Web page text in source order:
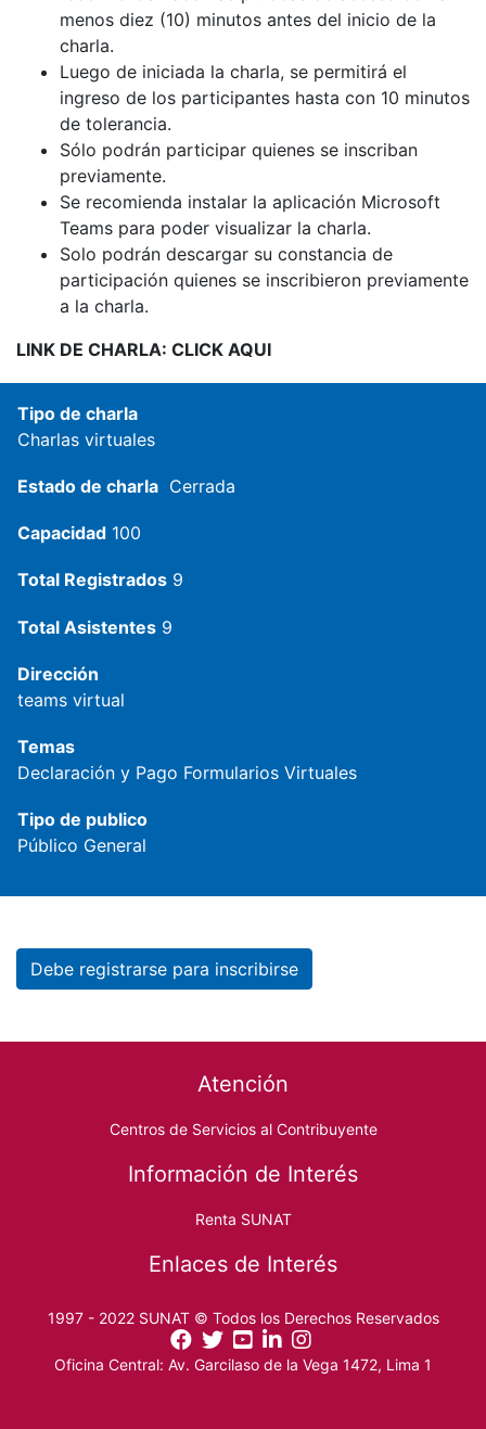
menos diez (10) minutos antes del inicio de la
charla.
Luego de iniciada la charla, se permitirá el
ingreso de los participantes hasta con 10 minutos
de tolerancia.
Sólo podrán participar quienes se inscriban
previamente.
Se recomienda instalar la aplicación Microsoft
Teams para poder visualizar la charla.
Solo podrán descargar su constancia de
participación quienes se inscribieron previamente
a la charla.
LINK DE CHARLA: CLICK AQUI
Tipo de charla
Charlas virtuales
Estado de charla Cerrada
Capacidad 100
Total Registrados 9
Total Asistentes 9
Dirección
teams virtual
Temas
Declaración y Pago Formularios Virtuales
Tipo de publico
Público General
Debe registrarse para inscribirse
Atención
Centros de Servicios al Contribuyente
Información de Interés
Renta SUNAT
Enlaces de Interés
1997 - 2022 SUNAT © Todos los Derechos Reservados
Oficina Central: Av. Garcilaso de la Vega 1472, Lima 1